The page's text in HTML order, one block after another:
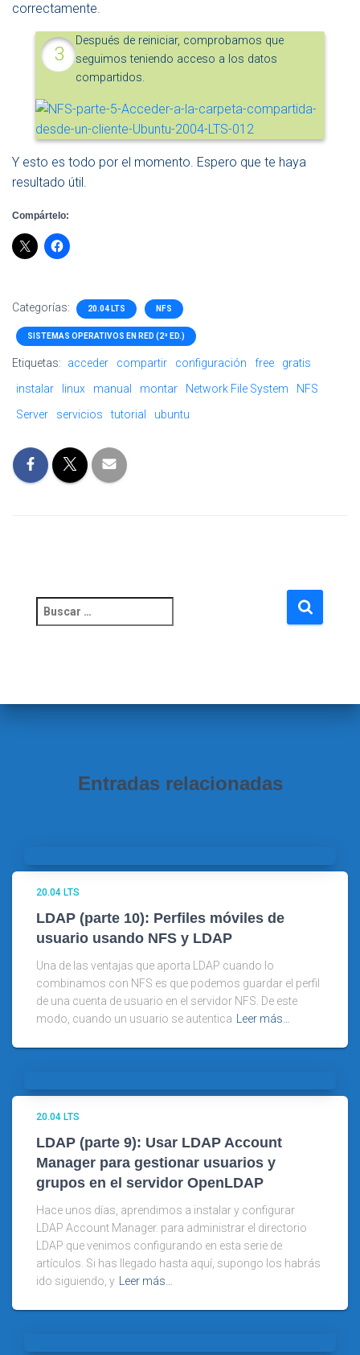
correctamente.
Después de reiniciar, comprobamos que
seguimos teniendo acceso a los datos
compartidos.
Y esto es todo por el momento. Espero que te haya
resultado útil.
Compártelo:
Categorías: 20.04 LTS NFS
SISTEMAS OPERATIVOS EN RED (2ª ED.)
Etiquetas: acceder compartir configuración free
gratis
instalar
linux manual montar Network File System
NFS
Server
servicios tutorial ubuntu
u
Entradas relacionadas
20.04 LTS
LDAP (parte 10): Perfiles móviles de
usuario usando NFS y LDAP
Una de las ventajas que aporta LDAP cuando lo
combinamos con NFS es que podemos guardar el perfil
de una cuenta de usuario en el servidor NFS. De este
modo, cuando un usuario se autentica
Leer más…
20.04 LTS
LDAP (parte 9): Usar LDAP Account
Manager para gestionar usuarios y
grupos en el servidor OpenLDAP
Hace unos días, aprendimos a instalar y configurar
LDAP Account Manager. para administrar el directorio
LDAP que venimos configurando en esta serie de
artículos. Si has llegado hasta aquí, supongo los habrás
ido siguiendo, y
Leer más…